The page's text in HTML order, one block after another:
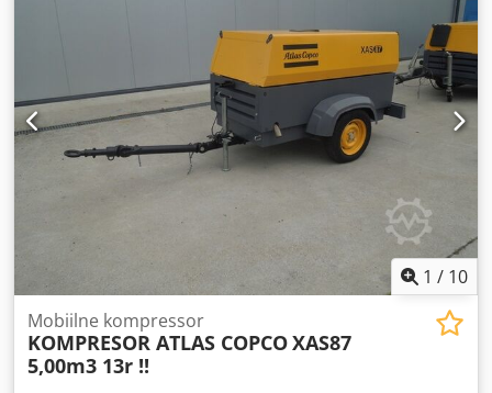
1 / 10
Mobiilne kompressor
KOMPRESOR ATLAS COPCOXAS87
5,00m3 13r !!